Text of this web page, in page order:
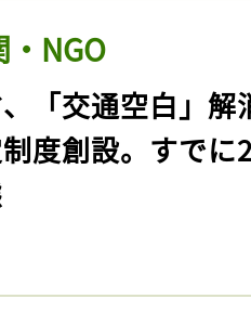
NGO
、「交通空白」解
度創設。すでに